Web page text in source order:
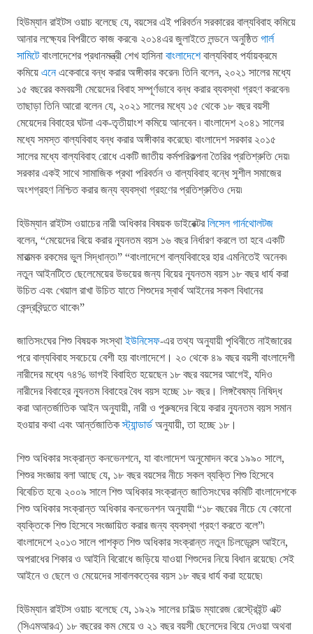
হিউম্যান রাইটস ওয়াচ বলেছে যে, বয়সের এই পরিবর্তন সরকারের বাল্যবিবাহ কমিয়ে
আনার লক্ষ্যের বিপরীতে কাজ করবে৷ ২০১৪এর জুলাইতে লন্ডনে অনুষ্ঠিতগার্ল
সামিটেবাংলাদেশের প্রধানমন্ত্রী শেখ হাসিনা বাংলাদেশেবাল্যবিবাহ পর্যায়ক্রমে
কমিয়ে এনেএকেবারে বন্ধ করার অঙ্গীকার করেন৷ তিনি বলেন, ২০২১ সালের মধ্যে
১৫ বছরের কমবয়সী মেয়েদের বিবাহ সম্পূর্ণভাবে বন্ধ করার ব্যবস্থা গ্রহণ করবেন৷
তাছাড়া তিনি আরো বলেন যে, ২০২১ সালের মধ্যে ১৫ থেকে ১৮ বছর বয়সী
মেয়েদের বিবাহের ঘটনা এক-তৃতীয়াংশ কমিয়ে আনবেন ৷ বাংলাদেশ ২০৪১ সালের
মধ্যে সমস্ত বাল্যবিবাহ বন্ধ করার অঙ্গীকার করেছে৷ বাংলাদেশ সরকার ২০১৫
সালের মধ্যে বাল্যবিবাহ রোধে একটি জাতীয় কর্মপরিকল্পনা তৈরির প্রতিশ্রুতি দেয়৷
সরকার একই সাথে সামাজিক প্রথা পরিবর্তন ও বাল্যবিবাহ বন্ধে সুশীল সমাজের
অংশগ্রহণ নিশ্চিত করার জন্য ব্যবস্থা গ্রহণের প্রতিশ্রুতিও দেয়৷
হিউম্যান রাইটস ওয়াচের নারী অধিকার বিষয়ক ডাইরেক্টরলিসেল গার্নথোলটজ
বলেন, “মেয়েদের বিয়ে করার ন্যূনতম বয়স ১৬ বছর নির্ধারণ করলে তা হবে একটি
মারাত্মক রকমের ভুল সিদ্ধান্ত৷” “বাংলাদেশে বাল্যবিবাহের হার এমনিতেই অনেক৷
নতুন আইনটিতে ছেলেমেয়ের উভয়ের জন্য বিয়ের ন্যূনতম বয়স ১৮ বছর ধার্য করা
উচিত এবং খেয়াল রাখা উচিত যাতে শিশুদের স্বার্থ আইনের সকল বিধানের
কেন্দ্রবিন্দুতে থাকে৷”
জাতিসংঘের শিশু বিষয়ক সংস্থাইউনিসেফ-এর তথ্য অনুযায়ী পৃথিবীতে নাইজারের
পরে বাল্যবিবাহ সবচেয়ে বেশী হয় বাংলাদেশে। ২০ থেকে ৪৯ বছর বয়সী বাংলাদেশী
নারীদের মধ্যে ৭৪% ভাগই বিবাহিত হয়েছেন ১৮ বছর বয়সের আগেই, যদিও
নারীদের বিবাহের ন্যূনতম বিবাহের বৈধ বয়স হচ্ছে ১৮ বছর। লিঙ্গবৈষম্য নিষিদ্ধ
করা আন্তর্জাতিক আইন অনুযায়ী, নারী ও পুরুষদের বিয়ে করার ন্যুনতম বয়স সমান
হওয়ার কথা এবং আর্ন্তজাতিকস্ট্যান্ডার্ড অনুযায়ী, তা হচ্ছে ১৮।
শিশু অধিকার সংক্রান্ত কনভেনশনে, যা বাংলাদেশ অনুমোদন করে ১৯৯০ সালে,
শিশুর সংজ্ঞায় বলা আছে যে, ১৮ বছর বয়সের নীচে সকল ব্যক্তি শিশু হিসেবে
বিবেচিত হবে৷ ২০০৯ সালে শিশু অধিকার সংক্রান্ত জাতিসংঘের কমিটি বাংলাদেশকে
শিশু অধিকার সংক্রান্ত অধিকার কনভেনশন অনুযায়ী “১৮ বছরের নীচে যে কোনো
ব্যক্তিকে শিশু হিসেবে সংজ্ঞায়িত করার জন্য ব্যবস্থা গ্রহণ করতে বলে”৷
বাংলাদেশে ২০১৩ সালে পাশকৃত শিশু অধিকার সংক্রান্ত নতুন চিলড্রেন্স আইনে,
অপরাধের শিকার ও আইনি বিরোধে জড়িয়ে যাওয়া শিশুদের নিয়ে বিধান রয়েছে৷ সেই
আইনে ও ছেলে ও মেয়েদের সাবালকত্বের বয়স ১৮ বছর ধার্য করা হয়েছে৷
হিউম্যান রাইটস ওয়াচ বলেছে যে, ১৯২৯ সালের চাইল্ড ম্যারেজ রেস্ট্রেইন্ট এক্ট
(সিএমআরএ) ১৮ বছরের কম মেয়ে ও ২১ বছর বয়সী ছেলেদের বিয়ে দেওয়া অথবা